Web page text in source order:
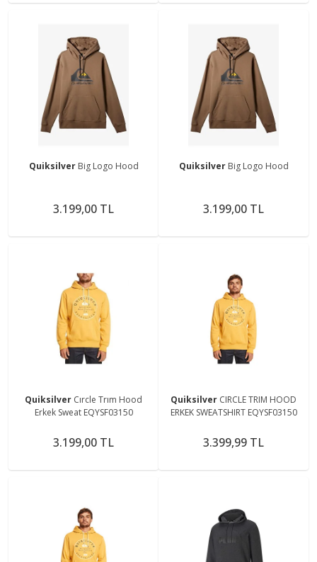
Quiksilver Big Logo Hood
3.199,00 TL
Quiksilver Big Logo Hood
3.199,00 TL
Quiksilver Cırcle Trım Hood
Erkek Sweat EQYSF03150
3.199,00 TL
Quiksilver CIRCLE TRIM HOOD
ERKEK SWEATSHIRT EQYSF03150
3.399,99 TL